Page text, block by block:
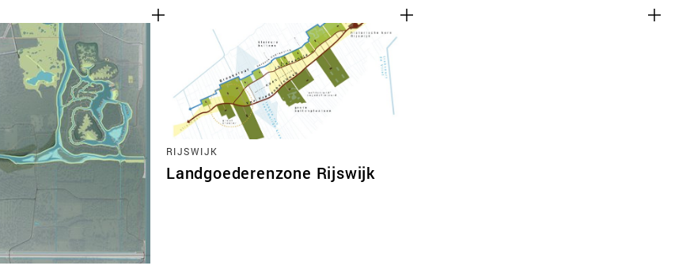
RIJSWIJK
Landgoederenzone Rijswijk